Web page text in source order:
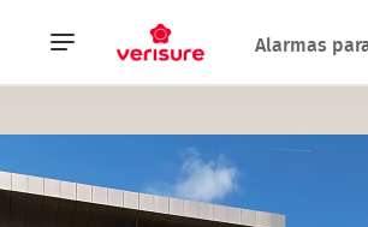
Navegación
Alarmas